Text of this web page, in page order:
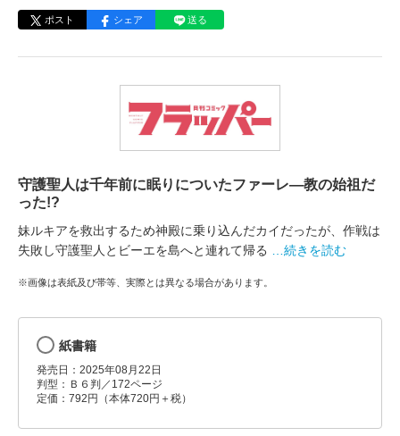
ポスト シェア 送る
守護聖人は千年前に眠りについたファーレ―教の始祖だ
った!?
妹ルキアを救出するため神殿に乗り込んだカイだったが、作戦は
失敗し守護聖人とビーエを島へと連れて帰る
…続きを読む
※画像は表紙及び帯等、実際とは異なる場合があります。
紙書籍
発売日：2025年08月22日
判型：Ｂ６判／172ページ
定価：792円（本体720円＋税）